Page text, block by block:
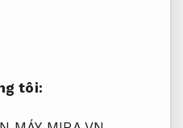
tôi: